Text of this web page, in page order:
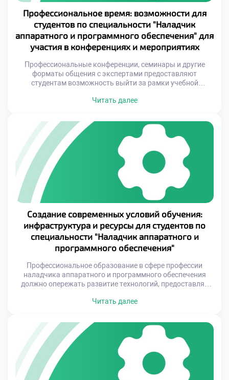
Профессиональное время: возможности для
студентов по специальности "Наладчик
аппаратного и программного обеспечения" для
участия в конференциях и мероприятиях
Профессиональные конференции, семинары и другие
форматы общения с экспертами предоставляют
студентам возможность выйти за рамки учебной
Такие события помогают увидеть практическое
технологии, которые еще не вошли в стандартные
учебные планы. Это особенно важно для специальности,
где скорость изменений в отрасли превышает […]
Читать далее
Создание современных условий обучения:
инфраструктура и ресурсы для студентов по
специальности "Наладчик аппаратного и
программного обеспечения"
Профессиональное образование в сфере профессии
наладчика аппаратного и программного обеспечения
должно опережать развитие технологий, предоставляя
программными решениями последнего поколения. Только
специалистов, способных решать самые сложные задачи
в области IT-инфраструктуры. При этом важно создавать
условия, где теоретические знания гармонично
сочетаются с практическими навыками. Качество
подготовки напрямую […]
Читать далее